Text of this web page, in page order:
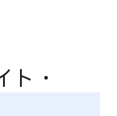
ト・​